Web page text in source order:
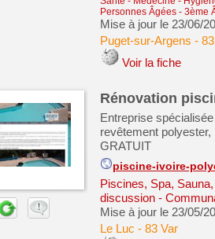
Personnes Âgées - 3ème
Mise à jour le 23/06/
Puget-sur-Argens -
Voir la fiche
Rénovation
Entreprise
revêtement
GRATUIT
piscine-ivoire-
Piscines, Spa,
discussion -
Mise à jour le 23/05/
Le Luc - 83 Var